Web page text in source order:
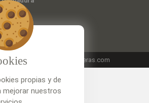
propias y de
mejorar nuestros
www.sillaparasubirescaleras.com